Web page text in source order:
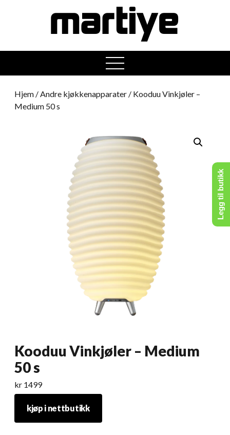
open
menu
Hjem /Andre kjøkkenapparater / Kooduu Vinkjøler –
Medium 50 s
Kooduu Vinkjøler – Medium
50 s
kr 1499
kjøp i nettbutikk
Legg til butikk